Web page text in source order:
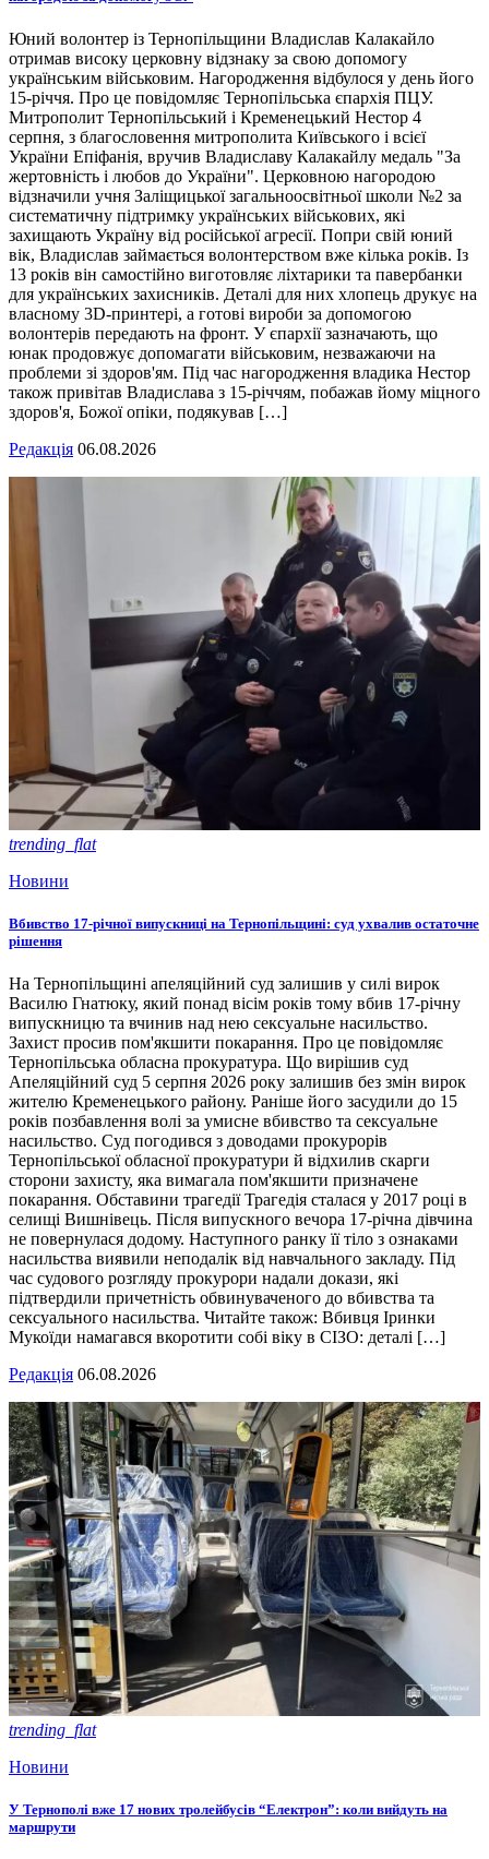
Юний волонтер із Тернопільщини Владислав Калакайло
отримав високу церковну відзнаку за свою допомогу
українським військовим. Нагородження відбулося у день його
15-річчя. Про це повідомляє Тернопільська єпархія ПЦУ.
Митрополит Тернопільський і Кременецький Нестор 4
серпня, з благословення митрополита Київського і всієї
України Епіфанія, вручив Владиславу Калакайлу медаль "За
жертовність і любов до України". Церковною нагородою
відзначили учня Заліщицької загальноосвітньої школи №2 за
систематичну підтримку українських військових, які
захищають Україну від російської агресії. Попри свій юний
вік, Владислав займається волонтерством вже кілька років. Із
13 років він самостійно виготовляє ліхтарики та павербанки
для українських захисників. Деталі для них хлопець друкує на
власному 3D-принтері, а готові вироби за допомогою
волонтерів передають на фронт. У єпархії зазначають, що
юнак продовжує допомагати військовим, незважаючи на
проблеми зі здоров'ям. Під час нагородження владика Нестор
також привітав Владислава з 15-річчям, побажав йому міцного
здоров'я, Божої опіки, подякував […]
Редакція 06.08.2026
trending_flat
Новини
Вбивство 17-річної випускниці на Тернопільщині: суд ухвалив остаточне
рішення
На Тернопільщині апеляційний суд залишив у силі вирок
Василю Гнатюку, який понад вісім років тому вбив 17-річну
випускницю та вчинив над нею сексуальне насильство.
Захист просив пом'якшити покарання. Про це повідомляє
Тернопільська обласна прокуратура. Що вирішив суд
Апеляційний суд 5 серпня 2026 року залишив без змін вирок
жителю Кременецького району. Раніше його засудили до 15
років позбавлення волі за умисне вбивство та сексуальне
насильство. Суд погодився з доводами прокурорів
Тернопільської обласної прокуратури й відхилив скарги
сторони захисту, яка вимагала пом'якшити призначене
покарання. Обставини трагедії Трагедія сталася у 2017 році в
селищі Вишнівець. Після випускного вечора 17-річна дівчина
не повернулася додому. Наступного ранку її тіло з ознаками
насильства виявили неподалік від навчального закладу. Під
час судового розгляду прокурори надали докази, які
підтвердили причетність обвинуваченого до вбивства та
сексуального насильства. Читайте також: Вбивця Іринки
Мукоїди намагався вкоротити собі віку в СІЗО: деталі […]
Редакція 06.08.2026
trending_flat
Новини
У Тернополі вже 17 нових тролейбусів “Електрон”: коли вийдуть на
маршрути